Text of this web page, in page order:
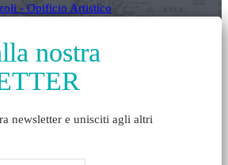
- Opificio Artistico
nostra
newsletter e unisciti agli altri